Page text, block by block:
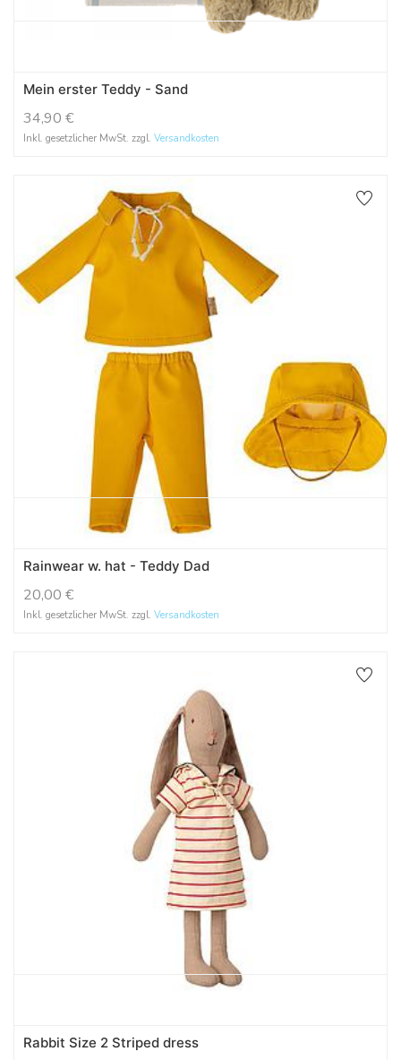
Mein erster Teddy - Sand
34,90 €
Inkl. gesetzlicher MwSt. zzgl. Versandkosten
Rainwear w. hat - Teddy Dad
20,00 €
Inkl. gesetzlicher MwSt. zzgl. Versandkosten
Rabbit Size 2 Striped dress